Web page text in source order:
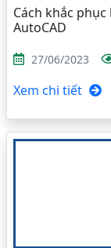
Cách khắc
AutoCAD
27/06/2023
Xem chi tiết